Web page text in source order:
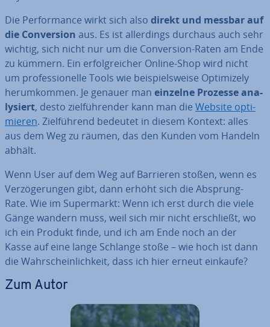
Die Per­for­mance wirkt sich also direkt und messbar auf
die Con­ver­si­on aus. Es ist al­ler­dings durchaus auch sehr
wichtig, sich nicht nur um die Con­ver­si­on-Raten am Ende
zu kümmern. Ein er­folg­rei­cher Online-Shop wird nicht
um pro­fes­sio­nel­le Tools wie bei­spiels­wei­se Op­ti­mi­ze­ly
her­um­kom­men. Je genauer man einzelne Prozesse ana­
ly­siert, desto ziel­füh­ren­der kann man die Website op­ti­
mie­ren. Ziel­füh­rend bedeutet in diesem Kontext: alles
aus dem Weg zu räumen, das den Kunden vom Handeln
abhält.
Wenn User auf dem Weg auf Barrieren stoßen, wenn es
Ver­zö­ge­run­gen gibt, dann erhöht sich die Absprung-
Rate. Wie im Su­per­markt: Wenn ich erst durch die viele
Gänge wandern muss, weil sich mir nicht er­schließt, wo
ich ein Produkt finde, und ich am Ende noch an der
Kasse auf eine lange Schlange stoße – wie hoch ist dann
die Wahr­schein­lich­keit, dass ich hier erneut einkaufe?
Zum Autor